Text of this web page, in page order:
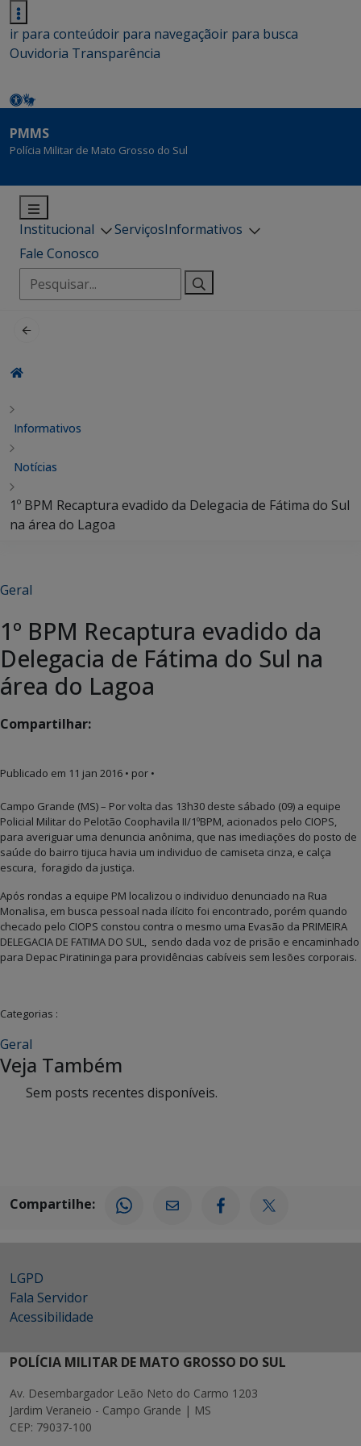
ir para conteúdoir para navegaçãoir para busca
Ouvidoria Transparência
PMMS
Polícia Militar de Mato Grosso do Sul
Institucional ServiçosInformativos
Fale Conosco
Pesquisar
por:
Informativos
Notícias
1º BPM Recaptura evadido da Delegacia de Fátima do Sul
na área do Lagoa
Geral
1º BPM Recaptura evadido da
Delegacia de Fátima do Sul na
área do Lagoa
Compartilhar:
Publicado em 11 jan 2016 • por •
Campo Grande (MS) – Por volta das 13h30 deste sábado (09) a equipe
Policial Militar do Pelotão Coophavila II/1ºBPM, acionados pelo CIOPS,
para averiguar uma denuncia anônima, que nas imediações do posto de
saúde do bairro tijuca havia um individuo de camiseta cinza, e calça
escura, foragido da justiça.
Após rondas a equipe PM localizou o individuo denunciado na Rua
Monalisa, em busca pessoal nada ilícito foi encontrado, porém quando
checado pelo CIOPS constou contra o mesmo uma Evasão da PRIMEIRA
DELEGACIA DE FATIMA DO SUL, sendo dada voz de prisão e encaminhado
para Depac Piratininga para providências cabíveis sem lesões corporais.
Categorias :
Geral
Veja Também
Sem posts recentes disponíveis.
Compartilhe:
LGPD
Fala Servidor
Acessibilidade
POLÍCIA MILITAR DE MATO GROSSO DO SUL
Av. Desembargador Leão Neto do Carmo 1203
Jardim Veraneio - Campo Grande | MS
CEP: 79037-100